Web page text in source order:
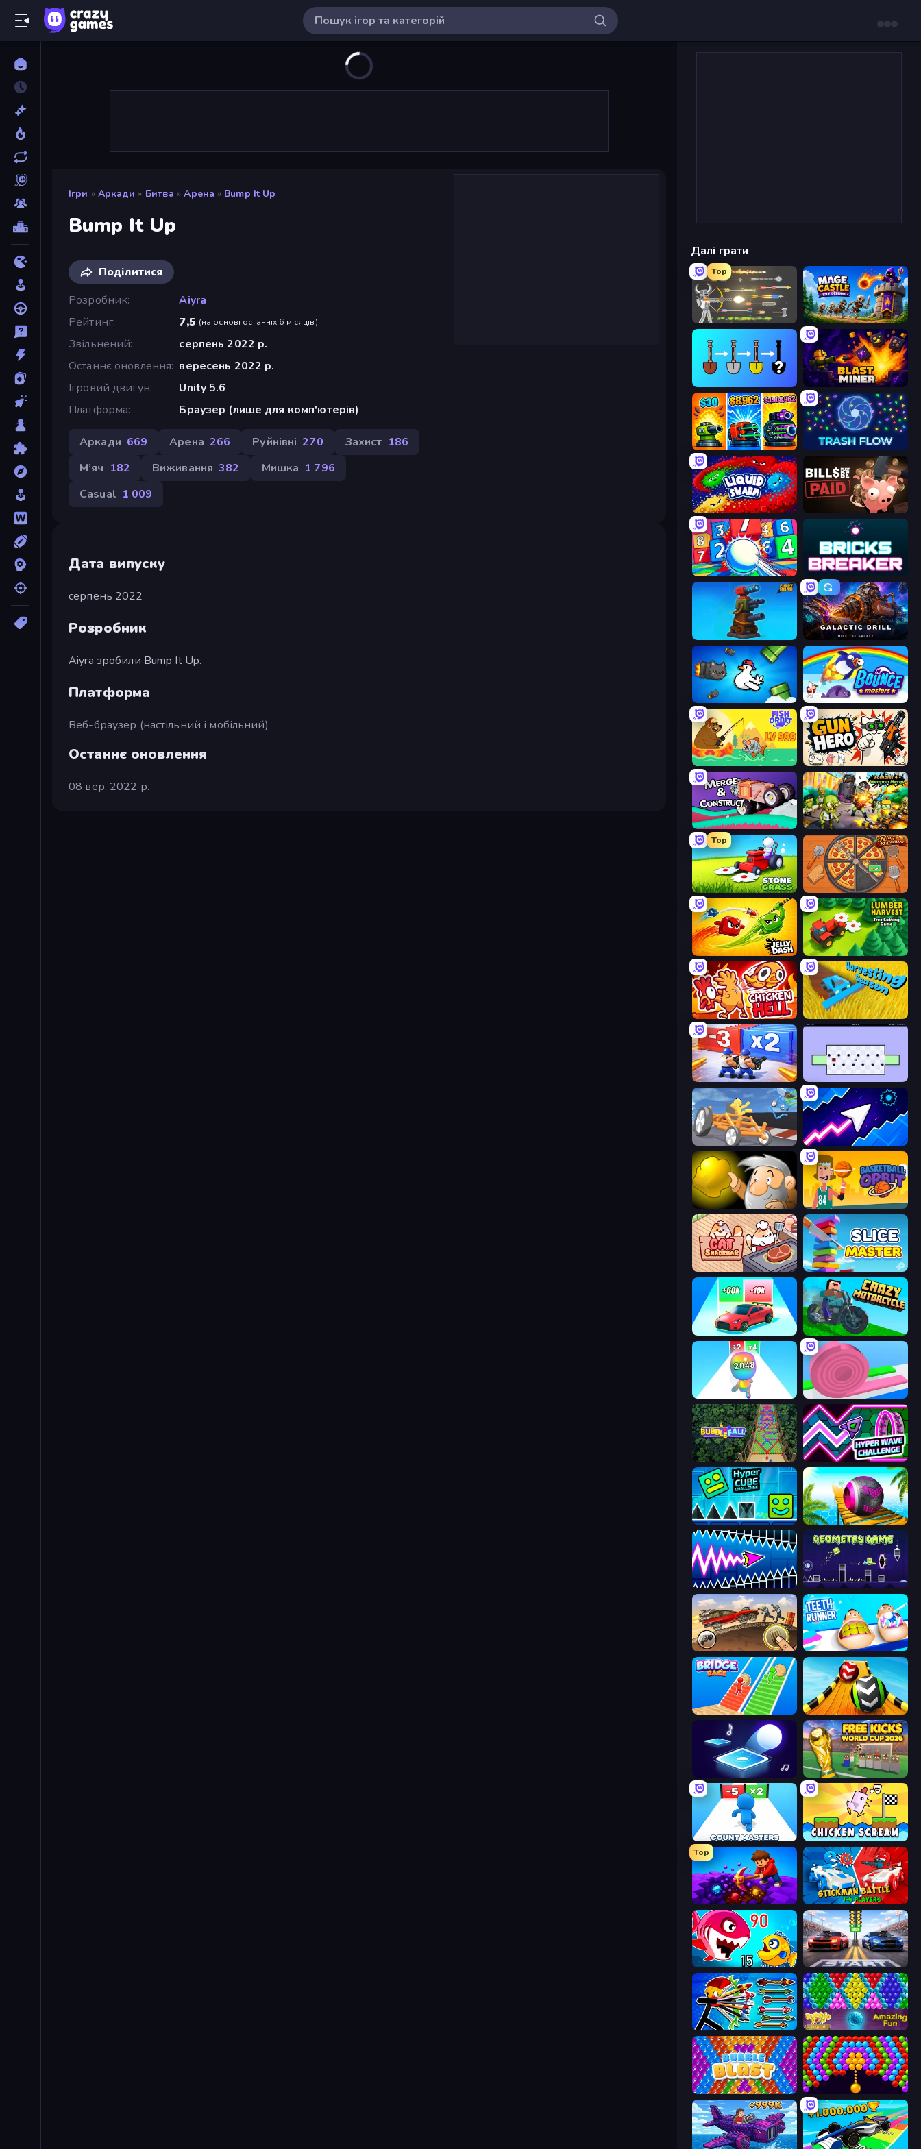
Ігри » Аркади » Битва » Арена » Bump It Up
Bump It Up
Поділитися
Розробник
Aiyra
Рейтинг
7,5 (на основі останніх 6 місяців)
Звільнений
серпень 2022 р.
Останнє оновлення вересень 2022 р.
Ігровий двигун
Unity 5.6
Платформа
Браузер (лише для комп'ютерів)
Аркади 669 Арена 266 Руйнівні 270 Захист 186
М’яч 182 Виживання 382 Мишка 1 796
Casual 1 009
Дата випуску
серпень 2022
Розробник
Aiyra зробили Bump It Up.
Платформа
Веб-браузер (настільний і мобільний)
Останнє оновлення
08 вер. 2022 р.
Далі грати
Top
Ragdoll Archers Mage Castle Idle Defense
Blast Miner
Pumpkin Defense: Merge Cannon Trash Flow
Liquid Swarm Bills Must Be Paid
Entropy Bricks Breaker
Furry Road Galactic Drill
Honk Bouncemasters
Fish Orbit Gun Hero: Cat Survival
Merge & Construct Zombies 4 Weapon Merge
Top
Stone Grass: Mowing Simulator Ring Restaurant
Jelly Dash Lumber Harvest: Tree Cutting Game
Chicken Hell Harvesting Season
Battle Brigade World's Hardest Game
Draw Crash Race Space Waves
Gold Miner Basketball Orbit
Cat Snack Bar Slice Master
Crazy Motorcycle
Man Runner 2048 Layers Roll
Bubble Fall Hyper Wave Challenge
Hyper Cube Challenge Rolling Balls Sea Race
Wave Dash: Geometry Arrow Geometry Game
Earn to Die: Zombie Ride Teeth Runner
Bridge Race Sky Balls 3D
Tile Jumper 3D Free Kicks World Cup 2026
Chicken Scream
Top
Obby: Dig Down Stickman battle 1-4 Players
Fish Eat Getting Big Street Racer 2
Archer Ragdoll Masters Bubble Pop Legend
Bubble Blast Bubble Story